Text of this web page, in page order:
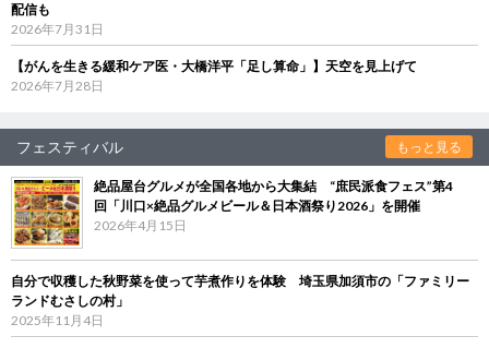
配信も
2026年7月31日
【がんを生きる緩和ケア医・大橋洋平「足し算命」】天空を見上げて
2026年7月28日
フェスティバル もっと見る
絶品屋台グルメが全国各地から大集結 “庶民派食フェス”第4
回「川口×絶品グルメビール＆日本酒祭り2026」を開催
2026年4月15日
自分で収穫した秋野菜を使って芋煮作りを体験 埼玉県加須市の「ファミリー
ランドむさしの村」
2025年11月4日